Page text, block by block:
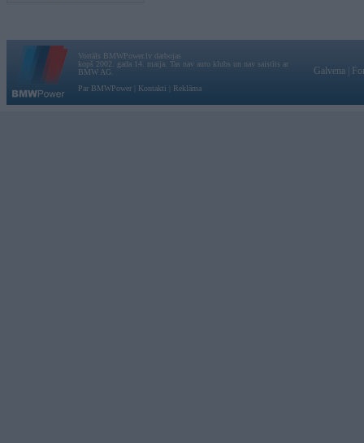
Vortāls BMWPower.lv darbojas
kopš 2002. gada 14. maija. Tas nav auto klubs un nav saistīts ar
BMW AG.
Par BMWPower
Kontakti Reklāma
Galvena